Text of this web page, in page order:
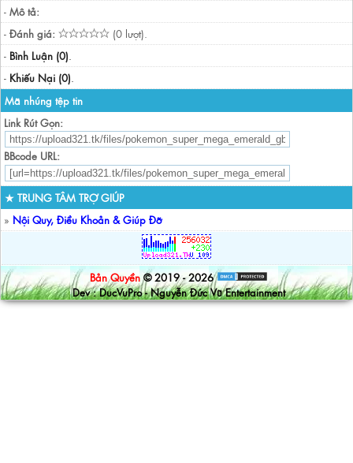
- Mô tả:
- Đánh giá:
(0 lượt).
- Bình Luận (0).
- Khiếu Nại (0).
Mã nhúng tệp tin
Link Rút Gọn:
BBcode URL:
★ TRUNG TÂM TRỢ GIÚP
» Nội Quy, Điều Khoản & Giúp Đỡ
Bản Quyền © 2019 - 2026
Dev : DucVuPro - Nguyễn Đức Vũ Entertainment